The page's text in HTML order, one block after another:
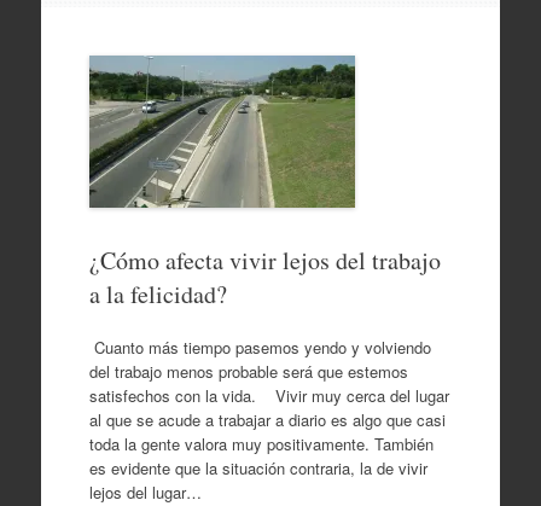
¿Cómo afecta vivir lejos del trabajo
a la felicidad?
Cuanto más tiempo pasemos yendo y volviendo
del trabajo menos probable será que estemos
satisfechos con la vida. Vivir muy cerca del lugar
al que se acude a trabajar a diario es algo que casi
toda la gente valora muy positivamente. También
es evidente que la situación contraria, la de vivir
lejos del lugar…